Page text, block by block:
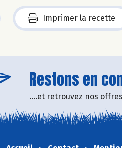
Imprimer la recette
Restons en
....et retrouvez nos